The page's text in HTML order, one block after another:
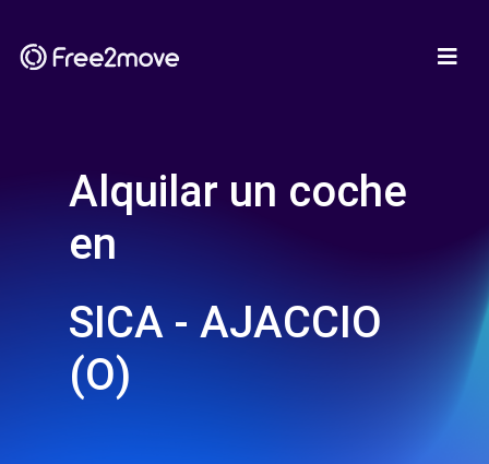
Alquilar un coche
en
SICA - AJACCIO
(O)